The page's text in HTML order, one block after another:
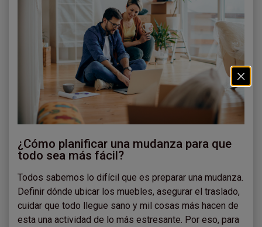
¿Cómo planificar una mudanza para que
todo sea más fácil?
Todos sabemos lo difícil que es preparar una mudanza.
Definir dónde ubicar los muebles, asegurar el traslado,
cuidar que todo llegue sano y mil cosas más hacen de
esta una actividad de lo más estresante. Por eso, para